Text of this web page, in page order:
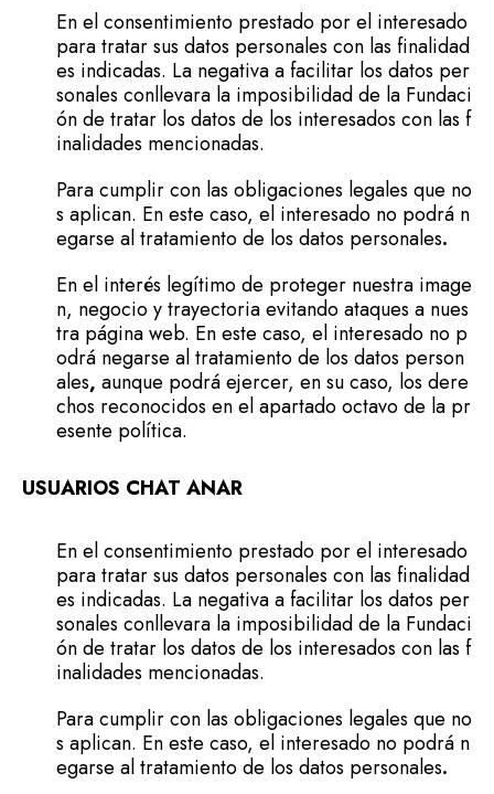
En el consentimiento prestado por el interesado
para tratar sus datos personales con las finalidad
es indicadas. La negativa a facilitar los datos per
sonales conllevara la imposibilidad de la Fundaci
ón de tratar los datos de los interesados con las f
inalidades mencionadas.
Para cumplir con las obligaciones legales que no
s aplican. En este caso, el interesado no podrá n
egarse al tratamiento de los datos personales.
En el interés legítimo de proteger nuestra image
n, negocio y trayectoria evitando ataques a nues
tra página web. En este caso, el interesado no p
odrá negarse al tratamiento de los datos person
ales, aunque podrá ejercer, en su caso, los dere
chos reconocidos en el apartado octavo de la pr
esente política.
USUARIOS CHAT ANAR
En el consentimiento prestado por el interesado
para tratar sus datos personales con las finalidad
es indicadas. La negativa a facilitar los datos per
sonales conllevara la imposibilidad de la Fundaci
ón de tratar los datos de los interesados con las f
inalidades mencionadas.
Para cumplir con las obligaciones legales que no
s aplican. En este caso, el interesado no podrá n
egarse al tratamiento de los datos personales.